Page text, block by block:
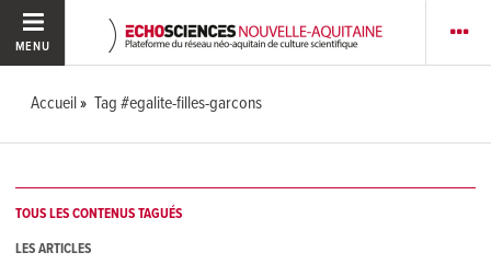
MENU
Accueil Tag #egalite-filles-garcons
TOUS LES CONTENUS TAGUÉS
LES ARTICLES